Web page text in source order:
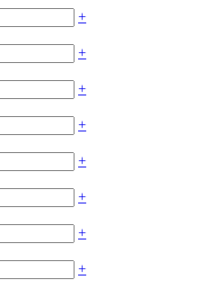
+
+
+
+
+
+
+
+